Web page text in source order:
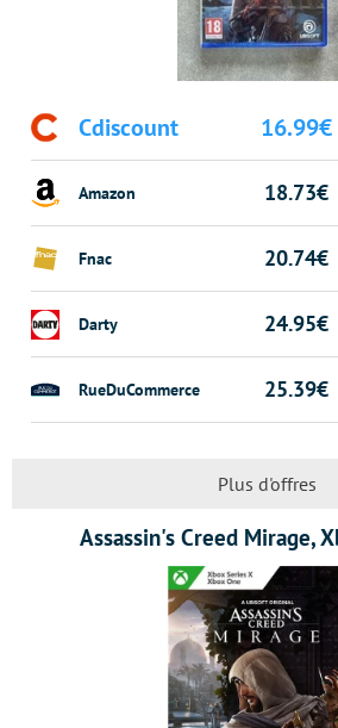
Cdiscount 16.99€
Amazon 18.73€
Fnac 20.74€
Darty 24.95€
RueDuCommerce 25.39€
Plus d'offres
Assassin's Creed Mirage,